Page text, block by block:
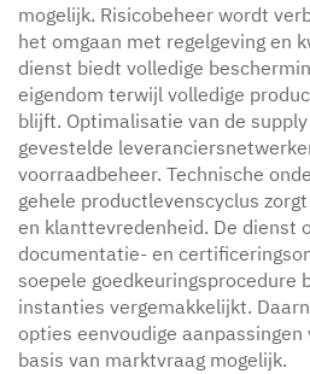
mogelijk. Risicobeheer wordt
het omgaan met regelgeving en
dienst biedt volledige
eigendom terwijl volledige
blijft. Optimalisatie van de
gevestelde
voorraadbeheer. Technische
gehele productlevenscyclus
en klanttevredenheid. De dienst
documentatie- en
soepele goedkeuringsprocedure
instanties vergemakkelijkt.
opties eenvoudige
basis van marktvraag mogelijk.